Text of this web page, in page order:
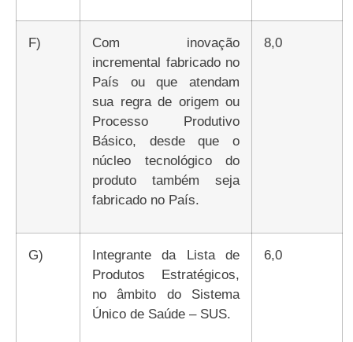
f)
Com inovação
incremental fabricado no
País ou que atendam
sua regra de origem ou
Processo Produtivo
Básico, desde que o
núcleo tecnológico do
produto também seja
fabricado no País.
8,0
g)
Integrante da Lista de
Produtos Estratégicos,
no âmbito do Sistema
Único de Saúde – SUS.
6,0